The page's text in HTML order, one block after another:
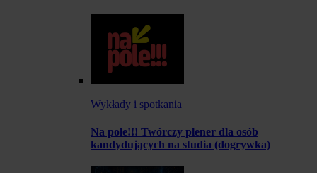
Wykłady i spotkania
Na pole!!! Twórczy plener dla osób
kandydujących na studia (dogrywka)